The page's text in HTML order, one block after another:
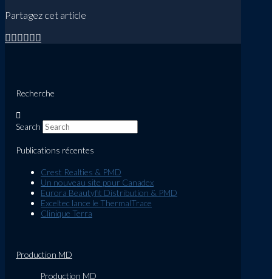
Partagez cet article
Recherche
Search
Publications récentes
Crest Realties & PMD
Un nouveau site pour Canadex
Eurora Beautyfit Distribution & PMD
Exceltec lance le ThermalTrace
Clinique Terra
Production MD
Production MD